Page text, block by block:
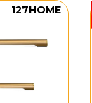
127HOME